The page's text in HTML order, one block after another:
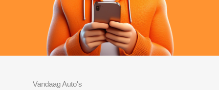
Vandaag Auto's